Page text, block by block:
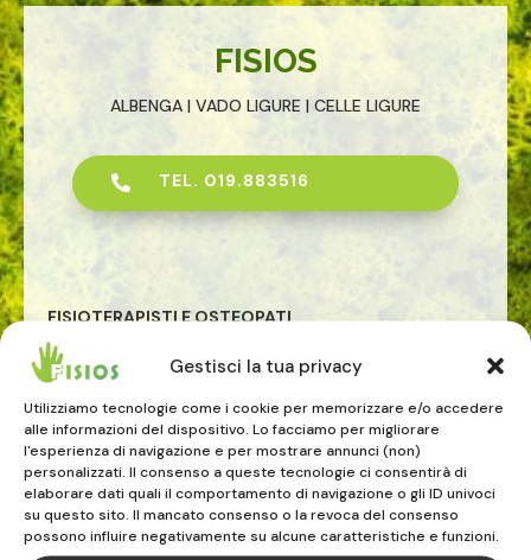
Gestisci la tua privacy
Utilizziamo tecnologie come i cookie per memorizzare e/o accedere
alle informazioni del dispositivo. Lo facciamo per migliorare
l'esperienza di navigazione e per mostrare annunci (non)
personalizzati. Il consenso a queste tecnologie ci consentirà di
elaborare dati quali il comportamento di navigazione o gli ID univoci
su questo sito. Il mancato consenso o la revoca del consenso
possono influire negativamente su alcune caratteristiche e funzioni.
FISIOS
ALBENGA | VADO LIGURE | CELLE LIGURE
 TEL. 019.883516
FISIOTERAPISTI E OSTEOPATI
riabilitazione
osteopatia
rieducazione posturale globale
riabilitazione pavimento pelvico
riabilitazione sportiva
terapia manuale
esercizio terapeutico
tecarterapia